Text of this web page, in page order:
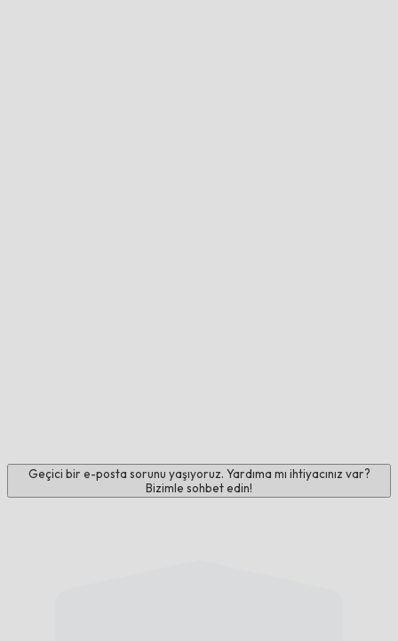
Geçici bir e-posta sorunu yaşıyoruz. Yardıma mı ihtiyacınız var?
Bizimle sohbet edin!